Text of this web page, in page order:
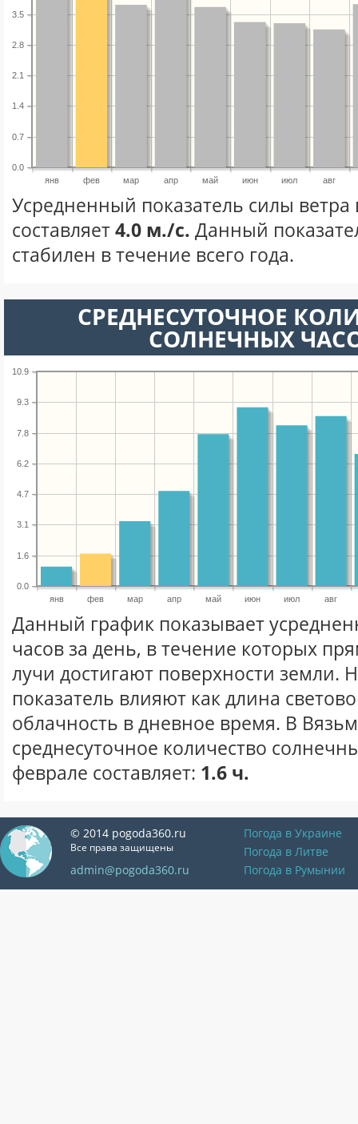
янв фев мар апр май июн июл авг
0.0
0.7
1.4
2.1
2.8
3.5
Усредненный показатель силы ветра
составляет4.0 м./с. Данный
стабилен в течение всего года.
СРЕДНЕСУТОЧНОЕ
СОЛНЕЧНЫХ
янв фев мар апр май июн июл авг
0.0
1.6
3.1
4.7
6.2
7.8
9.3
10.9
Данный график показывает
часов за день, в течение которых
лучи достигают поверхности земли.
показатель влияют как длина
облачность в дневное время. В
среднесуточное количество
феврале составляет: 1.6 ч.
© 2014 pogoda360.ru
Все права защищены
admin@pogoda360.ru
Погода в Украине
Погода в Литве
Погода в Румынии